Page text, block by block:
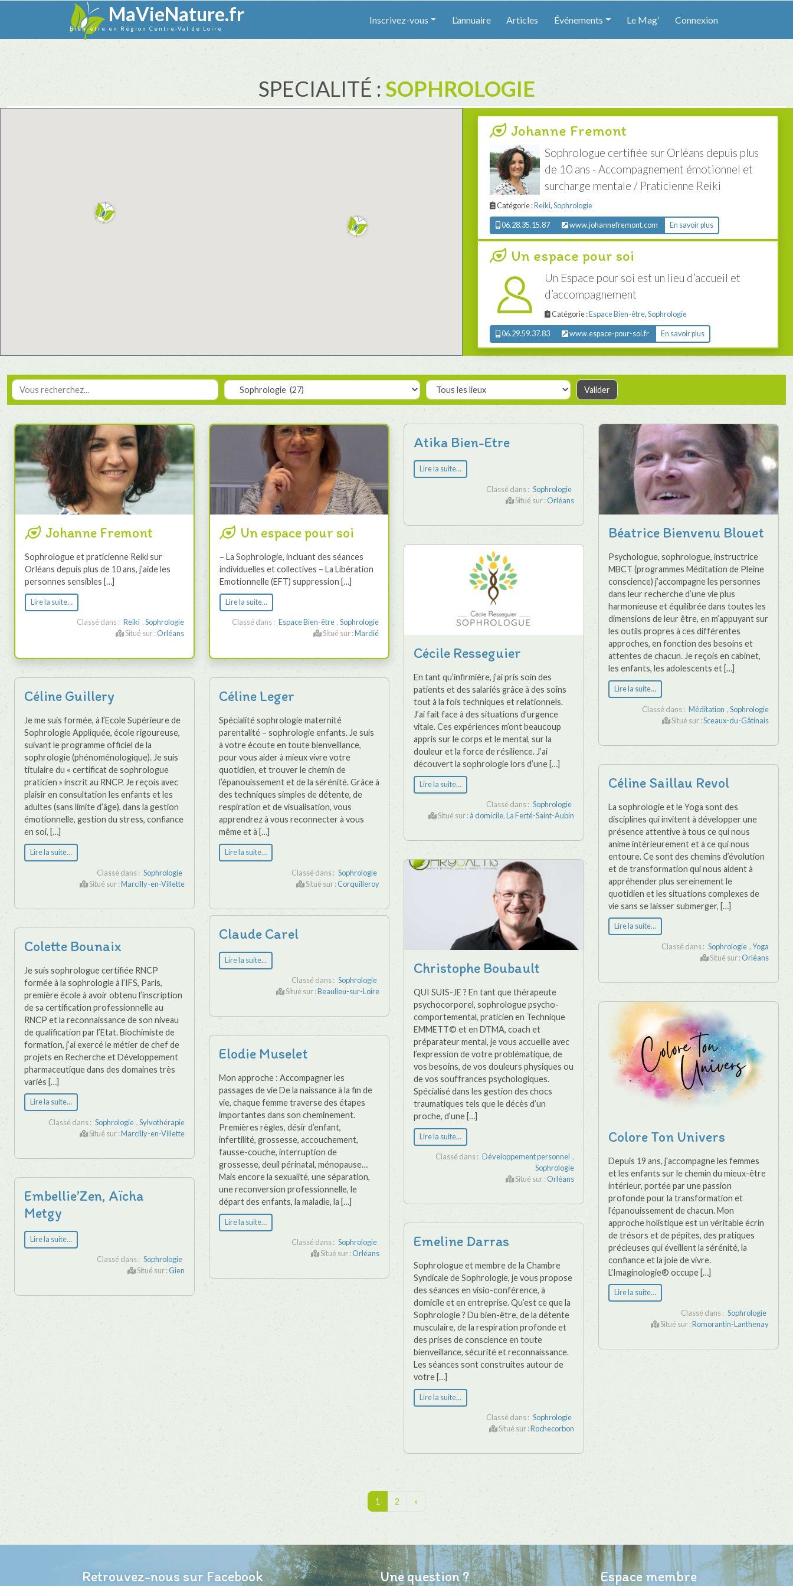
MaVieNature.fr
Bien-être en Région Centre-Val de Loire
Inscrivez-vous L’annuaire Articles Événements Le Mag’ Connexion
SPECIALITÉ : SOPHROLOGIE
Johanne Fremont
Sophrologue certifiée sur Orléans depuis plus
de 10 ans - Accompagnement émotionnel et
surcharge mentale / Praticienne Reiki
Catégorie :Reiki,Sophrologie
06.28.35.15.87 www.johannefremont.com En savoir plus
Un espace pour soi
Un Espace pour soi est un lieu d’accueil et
d’accompagnement
Catégorie :Espace Bien-être,Sophrologie
06.29.59.37.83 www.espace-pour-soi.fr En savoir plus
Johanne Fremont
Sophrologue et praticienne Reiki sur
Orléans depuis plus de 10 ans, j’aide les
personnes sensibles […]
Lire la suite…
Classé dans : Reiki ,Sophrologie
Situé sur :Orléans
Un espace pour soi
– La Sophrologie, incluant des séances
individuelles et collectives – La Libération
Emotionnelle (EFT) suppression […]
Lire la suite…
Classé dans : Espace Bien-être ,Sophrologie
Situé sur :Mardié
Atika Bien-Etre
Lire la suite…
Classé dans : Sophrologie
Situé sur :Orléans
Béatrice Bienvenu Blouet
Psychologue, sophrologue, instructrice
MBCT (programmes Méditation de Pleine
conscience) j’accompagne les personnes
dans leur recherche d’une vie plus
harmonieuse et équilibrée dans toutes les
dimensions de leur être, en m’appuyant sur
les outils propres à ces différentes
approches, en fonction des besoins et
attentes de chacun. Je reçois en cabinet,
les enfants, les adolescents et […]
Lire la suite…
Classé dans : Méditation ,Sophrologie
Situé sur :Sceaux-du-Gâtinais
Cécile Resseguier
En tant qu’infirmière, j’ai pris soin des
patients et des salariés grâce à des soins
tout à la fois techniques et relationnels.
J’ai fait face à des situations d’urgence
vitale. Ces expériences m’ont beaucoup
appris sur le corps et le mental, sur la
douleur et la force de résilience. J’ai
découvert la sophrologie lors d’une […]
Lire la suite…
Classé dans : Sophrologie
Situé sur : à domicile,La Ferté-Saint-Aubin
Céline Guillery
Je me suis formée, à l’Ecole Supérieure de
Sophrologie Appliquée, école rigoureuse,
suivant le programme officiel de la
sophrologie (phénoménologique). Je suis
titulaire du « certificat de sophrologue
praticien » inscrit au RNCP. Je reçois avec
plaisir en consultation les enfants et les
adultes (sans limite d’âge), dans la gestion
émotionnelle, gestion du stress, confiance
en soi, […]
Lire la suite…
Classé dans : Sophrologie
Situé sur :Marcilly-en-Villette
Céline Leger
Spécialité sophrologie maternité
parentalité – sophrologie enfants. Je suis
à votre écoute en toute bienveillance,
pour vous aider à mieux vivre votre
quotidien, et trouver le chemin de
l’épanouissement et de la sérénité. Grâce à
des techniques simples de détente, de
respiration et de visualisation, vous
apprendrez à vous reconnecter à vous
même et à […]
Lire la suite…
Classé dans : Sophrologie
Situé sur :Corquilleroy
Céline Saillau Revol
La sophrologie et le Yoga sont des
disciplines qui invitent à développer une
présence attentive à tous ce qui nous
anime intérieurement et à ce qui nous
entoure. Ce sont des chemins d’évolution
et de transformation qui nous aident à
appréhender plus sereinement le
quotidien et les situations complexes de
vie sans se laisser submerger, […]
Lire la suite…
Classé dans : Sophrologie ,Yoga
Situé sur :Orléans
Christophe Boubault
QUI SUIS-JE ? En tant que thérapeute
psychocorporel, sophrologue psycho-
comportemental, praticien en Technique
EMMETT© et en DTMA, coach et
préparateur mental, je vous accueille avec
l’expression de votre problématique, de
vos besoins, de vos douleurs physiques ou
de vos souffrances psychologiques.
Spécialisé dans les gestion des chocs
traumatiques tels que le décès d’un
proche, d’une […]
Lire la suite…
Classé dans : Développement personnel ,
Sophrologie
Situé sur :Orléans
Claude Carel
Lire la suite…
Classé dans : Sophrologie
Situé sur :Beaulieu-sur-Loire
Colette Bounaix
Je suis sophrologue certifiée RNCP
formée à la sophrologie à l’IFS, Paris,
première école à avoir obtenu l’inscription
de sa certification professionnelle au
RNCP et la reconnaissance de son niveau
de qualification par l’Etat. Biochimiste de
formation, j’ai exercé le métier de chef de
projets en Recherche et Développement
pharmaceutique dans des domaines très
variés […]
Lire la suite…
Classé dans : Sophrologie ,Sylvothérapie
Situé sur :Marcilly-en-Villette Colore Ton Univers
Depuis 19 ans, j’accompagne les femmes
et les enfants sur le chemin du mieux-être
intérieur, portée par une passion
profonde pour la transformation et
l’épanouissement de chacun. Mon
approche holistique est un véritable écrin
de trésors et de pépites, des pratiques
précieuses qui éveillent la sérénité, la
confiance et la joie de vivre.
L’Imaginologie® occupe […]
Lire la suite…
Classé dans : Sophrologie
Situé sur :Romorantin-Lanthenay
Elodie Muselet
Mon approche : Accompagner les
passages de vie De la naissance à la fin de
vie, chaque femme traverse des étapes
importantes dans son cheminement.
Premières règles, désir d’enfant,
infertilité, grossesse, accouchement,
fausse-couche, interruption de
grossesse, deuil périnatal, ménopause…
Mais encore la sexualité, une séparation,
une reconversion professionnelle, le
départ des enfants, la maladie, la […]
Lire la suite…
Classé dans : Sophrologie
Situé sur :Orléans
Embellie’Zen, Aïcha
Metgy
Lire la suite…
Classé dans : Sophrologie
Situé sur :Gien
Emeline Darras
Sophrologue et membre de la Chambre
Syndicale de Sophrologie, je vous propose
des séances en visio-conférence, à
domicile et en entreprise. Qu’est ce que la
Sophrologie ? Du bien-être, de la détente
musculaire, de la respiration profonde et
des prises de conscience en toute
bienveillance, sécurité et reconnaissance.
Les séances sont construites autour de
votre […]
Lire la suite…
Classé dans : Sophrologie
Situé sur :Rochecorbon
les
1 2 »
Retrouvez-nous sur Facebook Une question ? Espace membre